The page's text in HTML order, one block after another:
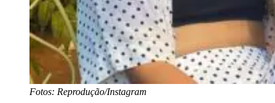
Fotos: Reprodução/Instagram